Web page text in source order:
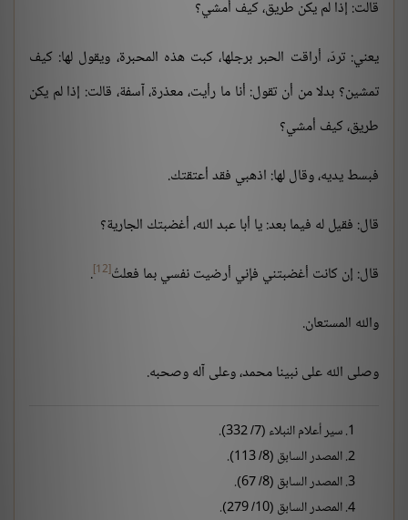
قالت: إذا لم يكن طريق، كيف أمشي؟
يعني: تردّ، أراقت الحبر برجلها، كبت هذه المحبرة، ويقول لها: كيف
تمشين؟ بدلا من أن تقول: أنا ما رأيت، معذرة، آسفة، قالت: إذا لم يكن
طريق، كيف أمشي؟
فبسط يديه، وقال لها: اذهبي فقد أعتقتك.
قال: فقيل له فيما بعد: يا أبا عبد الله، أغضبتك الجارية؟
قال: إن كانت أغضبتني فإني أرضيت نفسي بما فعلتُ[12]
.
والله المستعان.
وصلى الله على نبينا محمد، وعلى آله وصحبه.
سير أعلام النبلاء (7/ 332).
المصدر السابق (8/ 113).
المصدر السابق (8/ 67).
المصدر السابق (10/ 279).